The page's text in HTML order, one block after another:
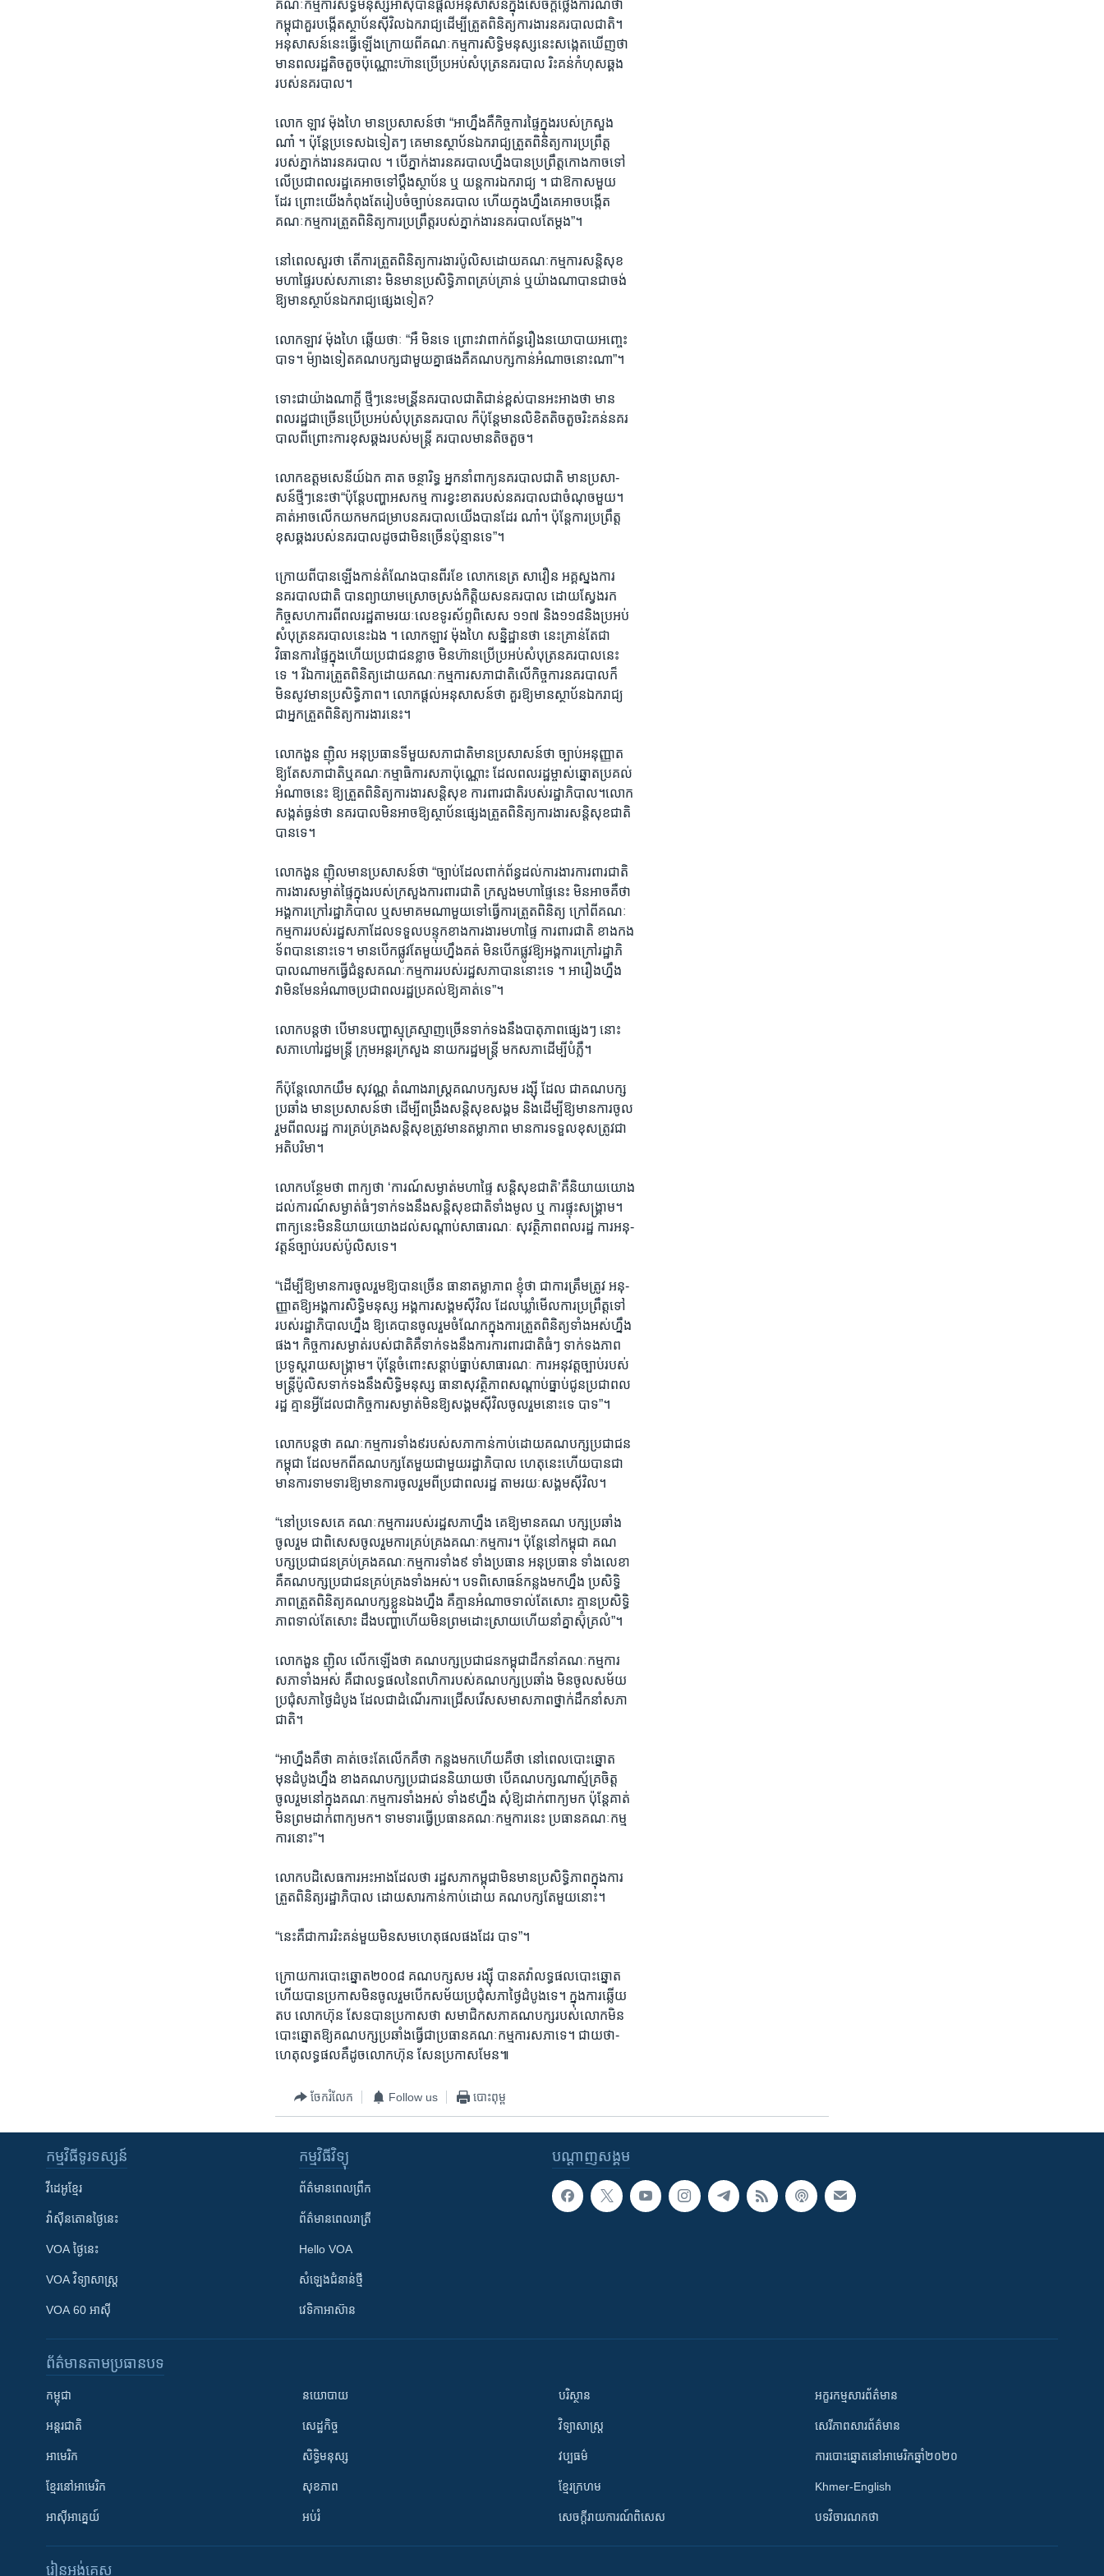
គណៈកម្មការសិទ្ធិមនុស្សអាស៊ីបានផ្តល់អនុសាសន៍ក្នុងសេចក្តីថ្លែងការណ៍ថា
កម្ពុជាគួរបង្កើតស្ថាប័នស៊ីវិលឯករាជ្យដើម្បីត្រួតពិនិត្យការងារនគរបាលជាតិ។
អនុសាសន៍នេះធ្វើឡើងក្រោយពីគណៈកម្មការសិទ្ធិមនុស្សនេះសង្កេតឃើញថា
មានពលរដ្ឋតិចតួចប៉ុណ្ណោះហ៊ានប្រើប្រអប់សំបុត្រនគរបាល រិះគន់កំហុសឆ្គង
របស់នគរបាល។
លោក ឡាវ ម៉ុងហៃ មានប្រសាសន៍ថា “អាហ្នឹងគឺកិច្ចការផ្ទៃក្នុងរបស់ក្រសួង
ណា៎ ។ ប៉ុន្តែប្រទេសឯទៀតៗ គេមានស្ថាប័នឯករាជ្យត្រួតពិនិត្យការប្រព្រឹត្ត
របស់ភ្នាក់ងារនគរបាល ។ បើភ្នាក់ងារនគរបាលហ្នឹងបានប្រព្រឹត្តកោងកាចទៅ
លើប្រជាពលរដ្ឋគេអាចទៅប្តឹងស្ថាប័ន ឬ យន្តការឯករាជ្យ ។ ជាឱកាសមួយ
ដែរ ព្រោះយើងកំពុងតែរៀបចំច្បាប់នគរបាល ហើយក្នុងហ្នឹងគេអាចបង្កើត
គណៈកម្មការត្រួតពិនិត្យការប្រព្រឹត្តរបស់ភ្នាក់ងារនគរបាលតែម្តង”។
នៅពេលសួរថា តើការត្រួតពិនិត្យការងារប៉ូលិសដោយគណៈកម្មការសន្តិសុខ
មហាផ្ទៃរបស់សភានោះ មិនមានប្រសិទ្ធិភាពគ្រប់គ្រាន់ ឬយ៉ាងណាបានជាចង់
ឱ្យមានស្ថាប័នឯករាជ្យផ្សេងទៀត?
លោកឡាវ ម៉ុងហៃ ឆ្លើយថាៈ “អឺ មិនទេ ព្រោះវាពាក់ព័ន្ធរឿងនយោបាយអញ្ចេះ
បាទ។ ម៉្យាងទៀតគណបក្សជាមួយគ្នាផងគឺគណបក្សកាន់អំណាចនោះណា”។
ទោះជាយ៉ាងណាក្តី ថ្មីៗនេះមន្រី្តនគរបាលជាតិជាន់ខ្ពស់បានអះអាងថា មាន
ពលរដ្ឋជាច្រើនប្រើប្រអប់សំបុត្រនគរបាល ក៏ប៉ុន្តែមានលិខិតតិចតួចរិះគន់នគរ
បាលពីព្រោះការខុសឆ្គងរបស់មន្ត្រី គរបាលមានតិចតួច។
លោកឧត្តមសេនីយ៍ឯក គាត ចន្ថារិទ្ធ អ្នកនាំពាក្យនគរបាលជាតិ មានប្រសា-
សន៍ថ្មីៗនេះថា“ប៉ុន្តែបញ្ហាអសកម្ម ការខ្វះខាតរបស់នគរបាលជាចំណុចមួយ។
គាត់អាចលើកយកមកជម្រាបនគរបាលយើងបានដែរ ណា៎។ ប៉ុន្តែការប្រព្រឹត្ត
ខុសឆ្គងរបស់នគរបាលដូចជាមិនច្រើនប៉ុន្មានទេ”។
ក្រោយពីបានឡើងកាន់តំណែងបានពីរខែ លោកនេត្រ សាវឿន អគ្គស្នងការ
នគរបាលជាតិ បានព្យាយាមស្រោចស្រង់កិត្តិយសនគរបាល ដោយស្វែងរក
កិច្ចសហការពីពលរដ្ឋតាមរយៈលេខទូរស័ព្ទពិសេស ១១៧ និង១១៨និងប្រអប់
សំបុត្រនគរបាលនេះឯង ។ លោកឡាវ ម៉ុងហៃ សន្និដ្ឋានថា នេះគ្រាន់តែជា
វិធានការផ្ទៃក្នុងហើយប្រជាជនខ្លាច មិនហ៊ានប្រើប្រអប់សំបុត្រនគរបាលនេះ
ទេ ។ រីឯការត្រួតពិនិត្យដោយគណៈកម្មការសភាជាតិលើកិច្ចការនគរបាលក៏
មិនសូវមានប្រសិទ្ធិភាព។ លោកផ្តល់អនុសាសន៍ថា គួរឱ្យមានស្ថាប័នឯករាជ្យ
ជាអ្នកត្រួតពិនិត្យការងារនេះ។
លោកងួន ញ៉ិល អនុប្រធានទីមួយសភាជាតិមានប្រសាសន៍ថា ច្បាប់អនុញ្ញាត
ឱ្យតែសភាជាតិឬគណៈកម្មាធិការសភាប៉ុណ្ណោះ ដែលពលរដ្ឋម្ចាស់ឆ្នោតប្រគល់
អំណាចនេះ ឱ្យត្រួតពិនិត្យការងារសន្តិសុខ ការពារជាតិរបស់រដ្ឋាភិបាល។លោក
សង្កត់ធ្ងន់ថា នគរបាលមិនអាចឱ្យស្ថាប័នផ្សេងត្រួតពិនិត្យការងារសន្តិសុខជាតិ
បានទេ។
លោកងួន ញ៉ិលមានប្រសាសន៍ថា “ច្បាប់ដែលពាក់ព័ន្ធដល់ការងារការពារជាតិ
ការងារសម្ងាត់ផ្ទៃក្នុងរបស់ក្រសួងការពារជាតិ ក្រសួងមហាផ្ទៃនេះ មិនអាចគឺថា
អង្គការក្រៅរដ្ឋាភិបាល ឬសមាគមណាមួយទៅធ្វើការត្រួតពិនិត្យ ក្រៅពីគណៈ
កម្មការរបស់រដ្ឋសភាដែលទទួលបន្ទុកខាងការងារមហាផ្ទៃ ការពារជាតិ ខាងកង
ទ័ពបាននោះទេ។ មានបើកផ្លូវតែមួយហ្នឹងគត់ មិនបើកផ្លូវឱ្យអង្គការក្រៅរដ្ឋាភិ
បាលណាមកធ្វើជំនួសគណៈកម្មការរបស់រដ្ឋសភាបាននោះទេ ។ អារឿងហ្នឹង
វាមិនមែនអំណាចប្រជាពលរដ្ឋប្រគល់ឱ្យគាត់ទេ”។
លោកបន្តថា បើមានបញ្ហាស្មុគ្រស្មាញច្រើនទាក់ទងនឹងបាតុភាពផ្សេងៗ នោះ
សភាហៅរដ្ឋមន្ត្រី ក្រុមអន្តរក្រសួង នាយករដ្ឋមន្ត្រី មកសភាដើម្បីបំភ្លឺ។
ក៏ប៉ុន្តែលោកយឹម សុវណ្ណ តំណាងរាស្ត្រគណបក្សសម រង្ស៊ី ដែល ជាគណបក្ស
ប្រឆាំង មានប្រសាសន៍ថា ដើម្បីពង្រឹងសន្តិសុខសង្គម និងដើម្បីឱ្យមានការចូល
រួមពីពលរដ្ឋ ការគ្រប់គ្រងសន្តិសុខត្រូវមានតម្លាភាព មានការទទួលខុសត្រូវជា
អតិបរិមា។
លោកបន្ថែមថា ពាក្យថា ‘ការណ៍សម្ងាត់មហាផ្ទៃ សន្តិសុខជាតិ’គឺនិយាយយោង
ដល់ការណ៍សម្ងាត់ធំៗទាក់ទងនឹងសន្តិសុខជាតិទាំងមូល ឬ ការផ្ទុះសង្គ្រាម។
ពាក្យនេះមិននិយាយយោងដល់សណ្តាប់សាធារណៈ សុវត្ថិភាពពលរដ្ឋ ការអនុ-
វត្តន៍ច្បាប់របស់ប៉ូលិសទេ។
“ដើម្បីឱ្យមានការចូលរួមឱ្យបានច្រើន ធានាតម្លាភាព ខ្ញុំថា ជាការត្រឹមត្រូវ អនុ-
ញ្ញាតឱ្យអង្គការសិទ្ធិមនុស្ស អង្គការសង្គមស៊ីវិល ដែលឃ្លាំមើលការប្រព្រឹត្តទៅ
របស់រដ្ឋាភិបាលហ្នឹង ឱ្យគេបានចូលរួមចំណែកក្នុងការត្រួតពិនិត្យទាំងអស់ហ្នឹង
ផង។ កិច្ចការសម្ងាត់របស់ជាតិគឺទាក់ទងនឹងការការពារជាតិធំៗ ទាក់ទងភាព
ប្រទូស្តរាយសង្គ្រាម។ ប៉ុន្តែចំពោះសន្តាប់ធ្នាប់សាធារណៈ ការអនុវត្តច្បាប់របស់
មន្ត្រីប៉ូលិសទាក់ទងនឹងសិទ្ធិមនុស្ស ធានាសុវត្ថិភាពសណ្តាប់ធ្នាប់ជូនប្រជាពល
រដ្ឋ គ្មានអ្វីដែលជាកិច្ចការសម្ងាត់មិនឱ្យសង្គមស៊ីវិលចូលរួមនោះទេ បាទ”។
លោកបន្តថា គណៈកម្មការទាំង៩របស់សភាកាន់កាប់ដោយគណបក្សប្រជាជន
កម្ពុជា ដែលមកពីគណបក្សតែមួយជាមួយរដ្ឋាភិបាល ហេតុនេះហើយបានជា
មានការទាមទារឱ្យមានការចូលរួមពីប្រជាពលរដ្ឋ តាមរយៈសង្គមស៊ីវិល។
“នៅប្រទេសគេ គណៈកម្មការរបស់រដ្ឋសភាហ្នឹង គេឱ្យមានគណ បក្សប្រឆាំង
ចូលរួម ជាពិសេសចូលរួមការគ្រប់គ្រងគណៈកម្មការ។ ប៉ុន្តែនៅកម្ពុជា គណ
បក្សប្រជាជនគ្រប់គ្រងគណៈកម្មការទាំង៩ ទាំងប្រធាន អនុប្រធាន ទាំងលេខា
គឺគណបក្សប្រជាជនគ្រប់គ្រងទាំងអស់។ បទពិសោធន៍កន្លងមកហ្នឹង ប្រសិទ្ធិ
ភាពត្រួតពិនិត្យគណបក្សខ្លួនឯងហ្នឹង គឺគ្មានអំណាចទាល់តែសោះ គ្មានប្រសិទ្ធិ
ភាពទាល់តែសោះ ដឹងបញ្ហាហើយមិនព្រមដោះស្រាយហើយនាំគ្នាស៊ុំគ្រលំ”។
លោកងួន ញ៉ិល លើកឡើងថា គណបក្សប្រជាជនកម្ពុជាដឹកនាំគណៈកម្មការ
សភាទាំងអស់ គឺជាលទ្ធផលនៃពហិការបស់គណបក្សប្រឆាំង មិនចូលសម័យ
ប្រជុំសភាថ្ងៃដំបូង ដែលជាដំណើរការជ្រើសរើសសមាសភាពថ្នាក់ដឹកនាំសភា
ជាតិ។
“អាហ្នឹងគឺថា គាត់ចេះតែលើកគឺថា កន្លងមកហើយគឺថា នៅពេលបោះឆ្នោត
មុនដំបូងហ្នឹង ខាងគណបក្សប្រជាជននិយាយថា បើគណបក្សណាស្ម័គ្រចិត្ត
ចូលរួមនៅក្នុងគណៈកម្មការទាំងអស់ ទាំង៩ហ្នឹង សុំឱ្យដាក់ពាក្យមក ប៉ុន្តែគាត់
មិនព្រមដាក់ពាក្យមក។ ទាមទារធ្វើប្រធានគណៈកម្មការនេះ ប្រធានគណៈកម្ម
ការនោះ”។
លោកបដិសេធការអះអាងដែលថា រដ្ឋសភាកម្ពុជាមិនមានប្រសិទ្ធិភាពក្នុងការ
ត្រួតពិនិត្យរដ្ឋាភិបាល ដោយសារកាន់កាប់ដោយ គណបក្សតែមួយនោះ។
“នេះគឺជាការរិះគន់មួយមិនសមហេតុផលផងដែរ បាទ”។
ក្រោយការបោះឆ្នោត២០០៨ គណបក្សសម រង្ស៊ី បានតវ៉ាលទ្ធផលបោះឆ្នោត
ហើយបានប្រកាសមិនចូលរួមបើកសម័យប្រជុំសភាថ្ងៃដំបូងទេ។ ក្នុងការឆ្លើយ
តប លោកហ៊ុន សែនបានប្រកាសថា សមាជិកសភាគណបក្សរបស់លោកមិន
បោះឆ្នោតឱ្យគណបក្សប្រឆាំងធ្វើជាប្រធានគណៈកម្មការសភាទេ។ ជាយថា-
ហេតុលទ្ធផលគឺដូចលោកហ៊ុន សែនប្រកាសមែន៕
ចែករំលែក Follow us បោះពុម្ព
បណ្តាញ​សង្គម
កម្មវិធី​ទូរទស្សន៍
វីដេអូ​ខ្មែរ
វ៉ាស៊ីនតោន​ថ្ងៃ​នេះ
VOA ថ្ងៃនេះ
VOA ​វិទ្យាសាស្ត្រ
VOA 60 អាស៊ី
កម្មវិធី​វិទ្យុ
ព័ត៌មាន​ពេល​ព្រឹក
ព័ត៌មាន​​ពេល​រាត្រី
Hello VOA
សំឡេង​ជំនាន់​ថ្មី
វេទិកា​អាស៊ាន
ព័ត៌មាន​តាមប្រធានបទ​
កម្ពុជា
អន្តរជាតិ
អាមេរិក
ខ្មែរ​នៅអាមេរិក
អាស៊ីអាគ្នេយ៍
នយោបាយ
សេដ្ឋកិច្ច
សិទ្ធិមនុស្ស
សុខភាព
អប់រំ
បរិស្ថាន
វិទ្យាសាស្រ្ត
វប្បធម៌
ខ្មែរក្រហម
សេចក្តីរាយការណ៍ពិសេស
អក្ខរកម្មសារព័ត៌មាន
សេរីភាពសារព័ត៌មាន
ការបោះឆ្នោតនៅអាមេរិកឆ្នាំ២០២០
Khmer-English
បទវិចារណកថា
រៀន​​អង់គ្លេស